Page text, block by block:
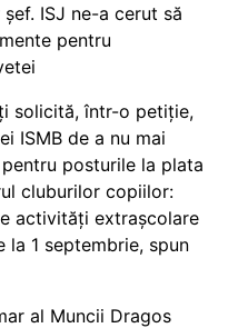
ISJ ne-a cerut să
pentru
solicită, într-o petiție,
ISMB de a nu mai
posturile la plata
cluburilor copiilor:
activități extrașcolare
la 1 septembrie, spun
al Muncii Dragos